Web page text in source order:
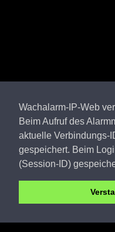
Wachalarm-IP-Web
Beim Aufruf des
aktuelle Verbindungs-
gespeichert. Beim
(Session-ID)
EE FW